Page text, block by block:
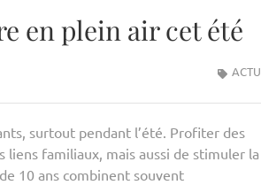
en plein air cet été
ACTU
surtout pendant l’été. Profiter des
familiaux, mais aussi de stimuler la
10 ans combinent souvent